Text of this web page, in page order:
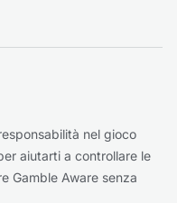
nel gioco
aiutarti a controllare le
Gamble Aware senza